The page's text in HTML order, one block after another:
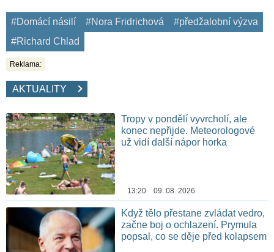
#Domácí násilí #Nora Fridrichová
#předžalobní výzva
#Richard Chlad
Reklama:
AKTUALITY
Tropy v pondělí vyvrcholí, ale
konec nepřijde. Meteorologové
už vidí další nápor horka
13:20 09. 08. 2026
Když tělo přestane zvládat vedro,
začne boj o ochlazení. Prymula
popsal, co se děje před kolapsem